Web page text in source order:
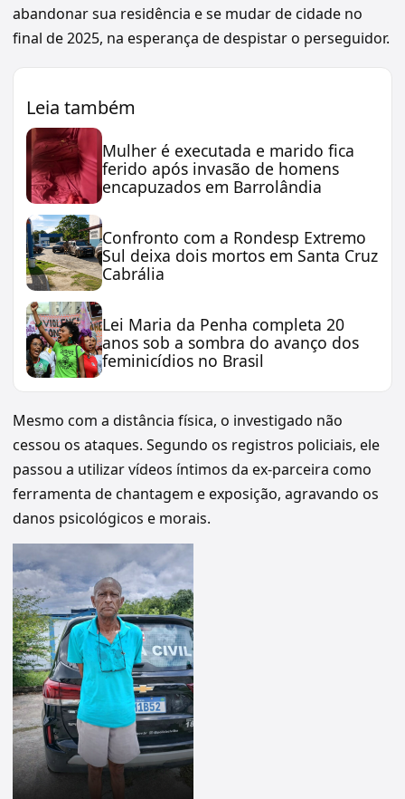
abandonar sua residência e se mudar de cidade no
final de 2025, na esperança de despistar o perseguidor.
Leia também
Mulher é executada e marido fica
ferido após invasão de homens
encapuzados em Barrolândia
Confronto com a Rondesp Extremo
Sul deixa dois mortos em Santa Cruz
Cabrália
Lei Maria da Penha completa 20
anos sob a sombra do avanço dos
feminicídios no Brasil
Mesmo com a distância física, o investigado não
cessou os ataques. Segundo os registros policiais, ele
passou a utilizar vídeos íntimos da ex-parceira como
ferramenta de chantagem e exposição, agravando os
danos psicológicos e morais.